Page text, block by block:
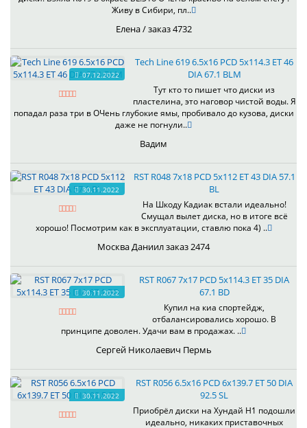
Живу в Сибири, пл..
Елена / заказ 4732
07.12.2022
Tech Line 619 6.5x16 PCD 5x114.3 ET 46
DIA 67.1 BLM
Тут кто то пишет что диски из
пластелина, это наговор чистой воды. Я
попадал раза три в ОЧень глубокие ямы, пробивало до кузова, диски
даже не погнули..
Вадим
30.11.2022
RST R048 7x18 PCD 5x112 ET 43 DIA 57.1
BL
На Шкоду Кадиак встали идеально!
Смущал вылет диска, но в итоге всё
хорошо! Посмотрим как в эксплуатации, ставлю пока 4) ..
Москва Даниил заказ 2474
30.11.2022
RST R067 7x17 PCD 5x114.3 ET 35 DIA
67.1 BD
Купил на киа спортейдж,
отбалансировались хорошо. В
принципе доволен. Удачи вам в продажах. ..
Сергей Николаевич Пермь
30.11.2022
RST R056 6.5x16 PCD 6x139.7 ET 50 DIA
92.5 SL
Приобрёл диски на Хундай H1 подошли
идеально, никаких приставочных